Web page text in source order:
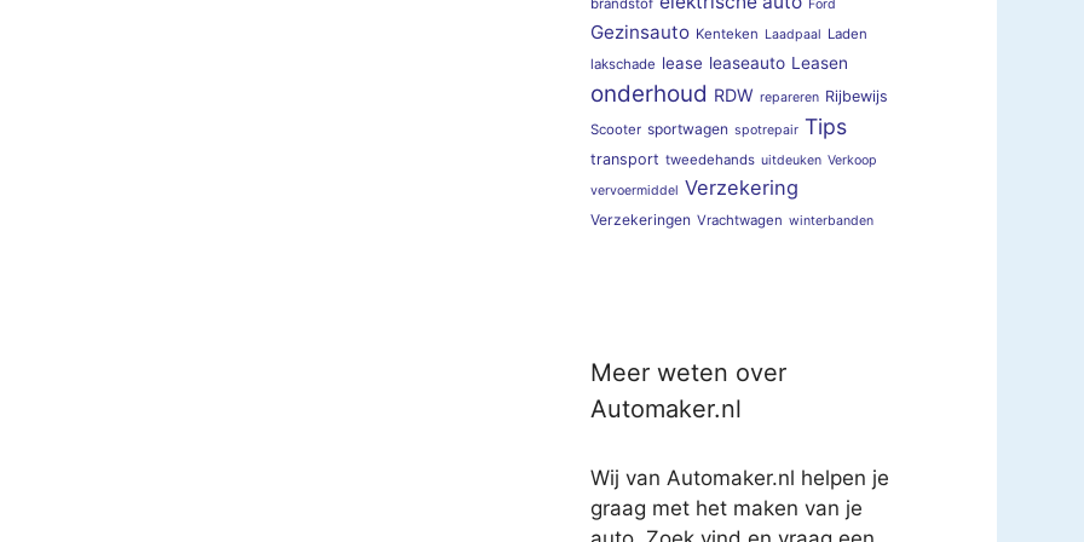
brandstof Ford
Gezinsauto Kenteken Laadpaal Laden
lakschade lease leaseauto Leasen
onderhoud RDW repareren Rijbewijs
Scooter sportwagen spotrepair Tips
transport tweedehands uitdeuken Verkoop
vervoermiddel Verzekering
Verzekeringen Vrachtwagen winterbanden
Meer weten over
Automaker.nl
Wij van Automaker.nl helpen je
graag met het maken van je